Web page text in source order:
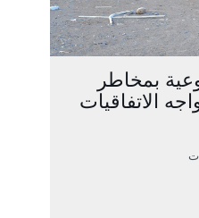
بمخاطر
الاتفاقيات